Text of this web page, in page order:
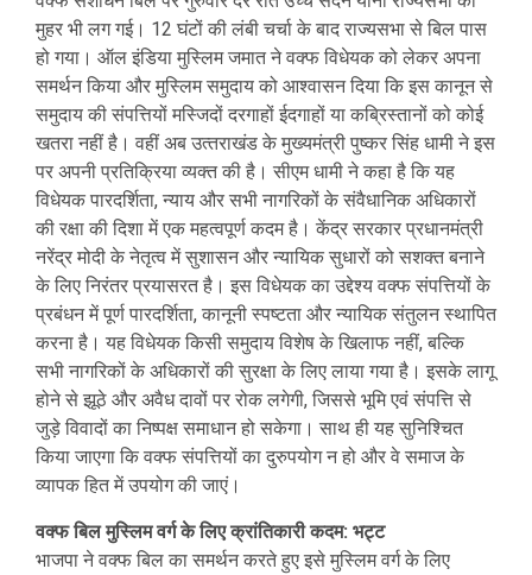
मुहर भी लग गई। 12 घंटों की लंबी चर्चा के बाद राज्यसभा से बिल पास
हो गया। ऑल इंडिया मुस्लिम जमात ने वक्फ विधेयक को लेकर अपना
समर्थन क‍िया और मुस्लिम समुदाय को आश्वासन दिया कि इस कानून से
समुदाय की संपत्तियों मस्जिदों दरगाहों ईदगाहों या कब्रिस्तानों को कोई
खतरा नहीं है। वहीं अब उत्‍तराखंड के मुख्‍यमंत्री पुष्‍कर सिंह धामी ने इस
पर अपनी प्रतिक्रिया व्‍यक्‍त की है। सीएम धामी ने कहा है कि यह
विधेयक पारदर्शिता, न्याय और सभी नागरिकों के संवैधानिक अधिकारों
की रक्षा की दिशा में एक महत्वपूर्ण कदम है। केंद्र सरकार प्रधानमंत्री
नरेंद्र मोदी के नेतृत्व में सुशासन और न्यायिक सुधारों को सशक्त बनाने
के लिए निरंतर प्रयासरत है। इस विधेयक का उद्देश्य वक्फ संपत्तियों के
प्रबंधन में पूर्ण पारदर्शिता, कानूनी स्पष्टता और न्यायिक संतुलन स्थापित
करना है। यह विधेयक किसी समुदाय विशेष के खिलाफ नहीं, बल्कि
सभी नागरिकों के अधिकारों की सुरक्षा के लिए लाया गया है। इसके लागू
होने से झूठे और अवैध दावों पर रोक लगेगी, जिससे भूमि एवं संपत्ति से
जुड़े विवादों का निष्पक्ष समाधान हो सकेगा। साथ ही यह सुनिश्चित
किया जाएगा कि वक्फ संपत्तियों का दुरुपयोग न हो और वे समाज के
व्यापक हित में उपयोग की जाएं।
वक्फ बिल मुस्लिम वर्ग के लिए क्रांतिकारी कदम: भट्ट
भाजपा ने वक्फ बिल का समर्थन करते हुए इसे मुस्लिम वर्ग के लिए